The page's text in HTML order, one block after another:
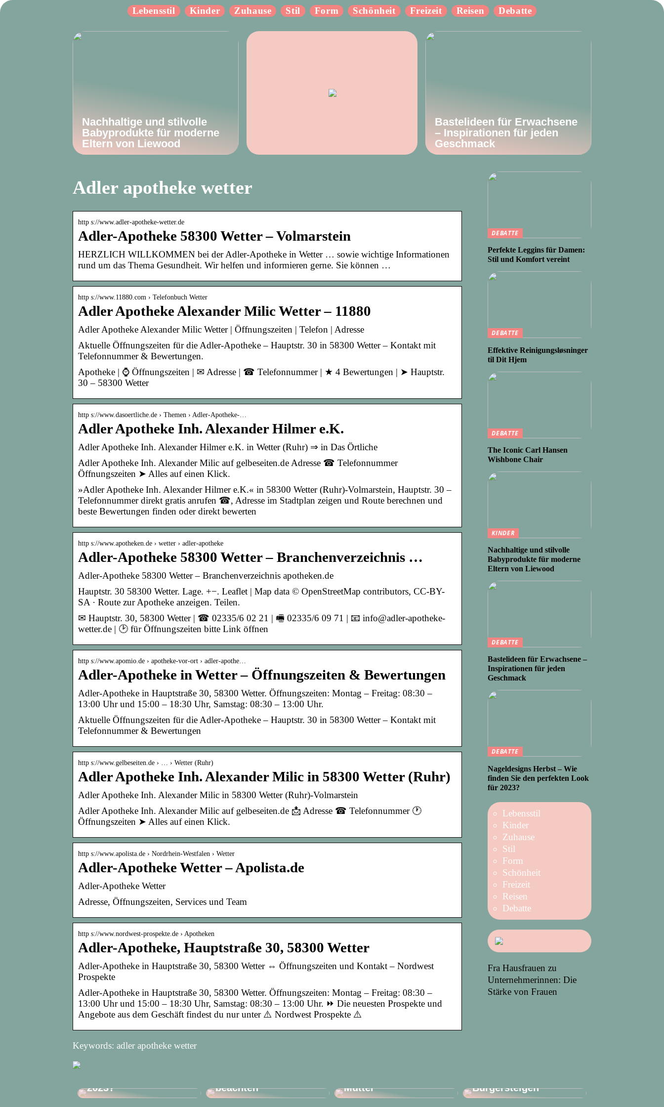
Lebensstil Kinder Zuhause Stil Form Schönheit Freizeit Reisen Debatte
Nachhaltige und stilvolle
Babyprodukte für moderne
Eltern von Liewood
Bastelideen für Erwachsene
– Inspirationen für jeden
Geschmack
Adler apotheke wetter
http s://www.adler-apotheke-wetter.de
Adler-Apotheke 58300 Wetter – Volmarstein
HERZLICH WILLKOMMEN bei der Adler-Apotheke in Wetter … sowie wichtige Informationen
rund um das Thema Gesundheit. Wir helfen und informieren gerne. Sie können …
http s://www.11880.com › Telefonbuch Wetter
Adler Apotheke Alexander Milic Wetter – 11880
Adler Apotheke Alexander Milic Wetter | Öffnungszeiten | Telefon | Adresse
Aktuelle Öffnungszeiten für die Adler-Apotheke – Hauptstr. 30 in 58300 Wetter – Kontakt mit
Telefonnummer & Bewertungen.
Apotheke | ⌚ Öffnungszeiten | ✉ Adresse | ☎ Telefonnummer | ★ 4 Bewertungen | ➤ Hauptstr.
30 – 58300 Wetter
http s://www.dasoertliche.de › Themen › Adler-Apotheke-…
Adler Apotheke Inh. Alexander Hilmer e.K.
Adler Apotheke Inh. Alexander Hilmer e.K. in Wetter (Ruhr) ⇒ in Das Örtliche
Adler Apotheke Inh. Alexander Milic auf gelbeseiten.de Adresse ☎ Telefonnummer
Öffnungszeiten ➤ Alles auf einen Klick.
»Adler Apotheke Inh. Alexander Hilmer e.K.« in 58300 Wetter (Ruhr)-Volmarstein, Hauptstr. 30 –
Telefonnummer direkt gratis anrufen ☎, Adresse im Stadtplan zeigen und Route berechnen und
beste Bewertungen finden oder direkt bewerten
http s://www.apotheken.de › wetter › adler-apotheke
Adler-Apotheke 58300 Wetter – Branchenverzeichnis …
Adler-Apotheke 58300 Wetter – Branchenverzeichnis apotheken.de
Hauptstr. 30 58300 Wetter. Lage. +−. Leaflet | Map data © OpenStreetMap contributors, CC-BY-
SA · Route zur Apotheke anzeigen. Teilen.
✉ Hauptstr. 30, 58300 Wetter | ☎ 02335/6 02 21 | 🖷 02335/6 09 71 | 📧 info@adler-apotheke-
wetter.de | 🕑 für Öffnungszeiten bitte Link öffnen
http s://www.apomio.de › apotheke-vor-ort › adler-apothe…
Adler-Apotheke in Wetter – Öffnungszeiten & Bewertungen
Adler-Apotheke in Hauptstraße 30, 58300 Wetter. Öffnungszeiten: Montag – Freitag: 08:30 –
13:00 Uhr und 15:00 – 18:30 Uhr, Samstag: 08:30 – 13:00 Uhr.
Aktuelle Öffnungszeiten für die Adler-Apotheke – Hauptstr. 30 in 58300 Wetter – Kontakt mit
Telefonnummer & Bewertungen
http s://www.gelbeseiten.de › … › Wetter (Ruhr)
Adler Apotheke Inh. Alexander Milic in 58300 Wetter (Ruhr)
Adler Apotheke Inh. Alexander Milic in 58300 Wetter (Ruhr)-Volmarstein
Adler Apotheke Inh. Alexander Milic auf gelbeseiten.de 📩 Adresse ☎ Telefonnummer 🕐
Öffnungszeiten ➤ Alles auf einen Klick.
http s://www.apolista.de › Nordrhein-Westfalen › Wetter
Adler-Apotheke Wetter – Apolista.de
Adler-Apotheke Wetter
Adresse, Öffnungszeiten, Services und Team
http s://www.nordwest-prospekte.de › Apotheken
Adler-Apotheke, Hauptstraße 30, 58300 Wetter
Adler-Apotheke in Hauptstraße 30, 58300 Wetter ⇔ Öffnungszeiten und Kontakt – Nordwest
Prospekte
Adler-Apotheke in Hauptstraße 30, 58300 Wetter. Öffnungszeiten: Montag – Freitag: 08:30 –
13:00 Uhr und 15:00 – 18:30 Uhr, Samstag: 08:30 – 13:00 Uhr. ⏩ Die neuesten Prospekte und
Angebote aus dem Geschäft findest du nur unter ⚠️ Nordwest Prospekte ⚠️
Keywords: adler apotheke wetter
DEBATTE
Perfekte Leggins für Damen:
Stil und Komfort vereint
DEBATTE
Effektive Reinigungsløsninger
til Dit Hjem
DEBATTE
The Iconic Carl Hansen
Wishbone Chair
KINDER
Nachhaltige und stilvolle
Babyprodukte für moderne
Eltern von Liewood
DEBATTE
Bastelideen für Erwachsene –
Inspirationen für jeden
Geschmack
DEBATTE
Nageldesigns Herbst – Wie
finden Sie den perfekten Look
für 2023?
Lebensstil
Kinder
Zuhause
Stil
Form
Schönheit
Freizeit
Reisen
Debatte
Fra Hausfrauen zu
Unternehmerinnen: Die
Stärke von Frauen
2023?
beachten
Mütter
Bürgersteigen